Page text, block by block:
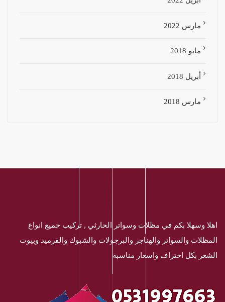
مارس 2022
مايو 2018
أبريل 2018
مارس 2018
اهلا وسهلا بكم في مظلات وسواتر الحارثي , تركيب جميع انواع
المظلات والسواتر والهناجر والبرجولات والشبوك والقرميد وبيوت
الشعر بكل احتراف واسعار مناسبة